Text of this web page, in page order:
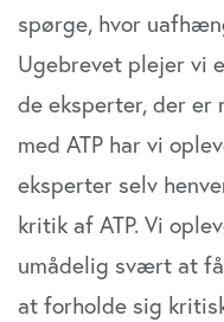
spørge, hvor
Ugebrevet plejer vi
de eksperter, der
med ATP har vi
eksperter selv
kritik af ATP. Vi
umådelig svært at
at forholde sig